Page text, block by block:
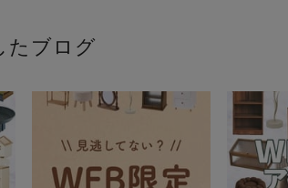
たブログ